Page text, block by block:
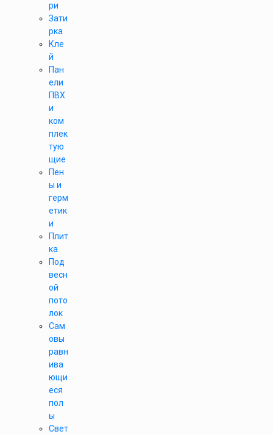
ри
Зати
рка
Кле
й
Пан
ели
ПВХ
и
ком
плек
тую
щие
Пен
ы и
герм
етик
и
Плит
ка
Под
весн
ой
пото
лок
Сам
овы
равн
ива
ющи
еся
пол
ы
Свет